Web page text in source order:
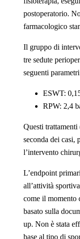
postoperatorio.
farmacologico
Il gruppo di
tre sedute
seguenti
ESWT:
RPW: 2,4
Questi
seconda dei casi,
l’intervento
L’endpoint
all’attività
come il momento
basato sulla
up. Non è stata
base al tipo di